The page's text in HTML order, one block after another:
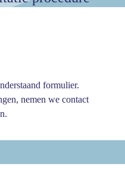
formulier.
nemen we contact